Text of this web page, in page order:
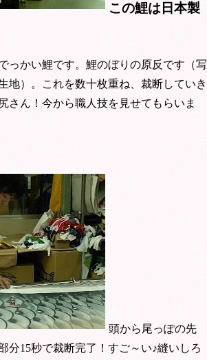
この鯉は日本製
っかい鯉です。鯉のぼりの原反です（写
地）。これを数十枚重ね、裁断していき
さん！今から職人技を見せてもらいま
頭から尾っぽの先
分15秒で裁断完了！すご～い♪縫いしろ